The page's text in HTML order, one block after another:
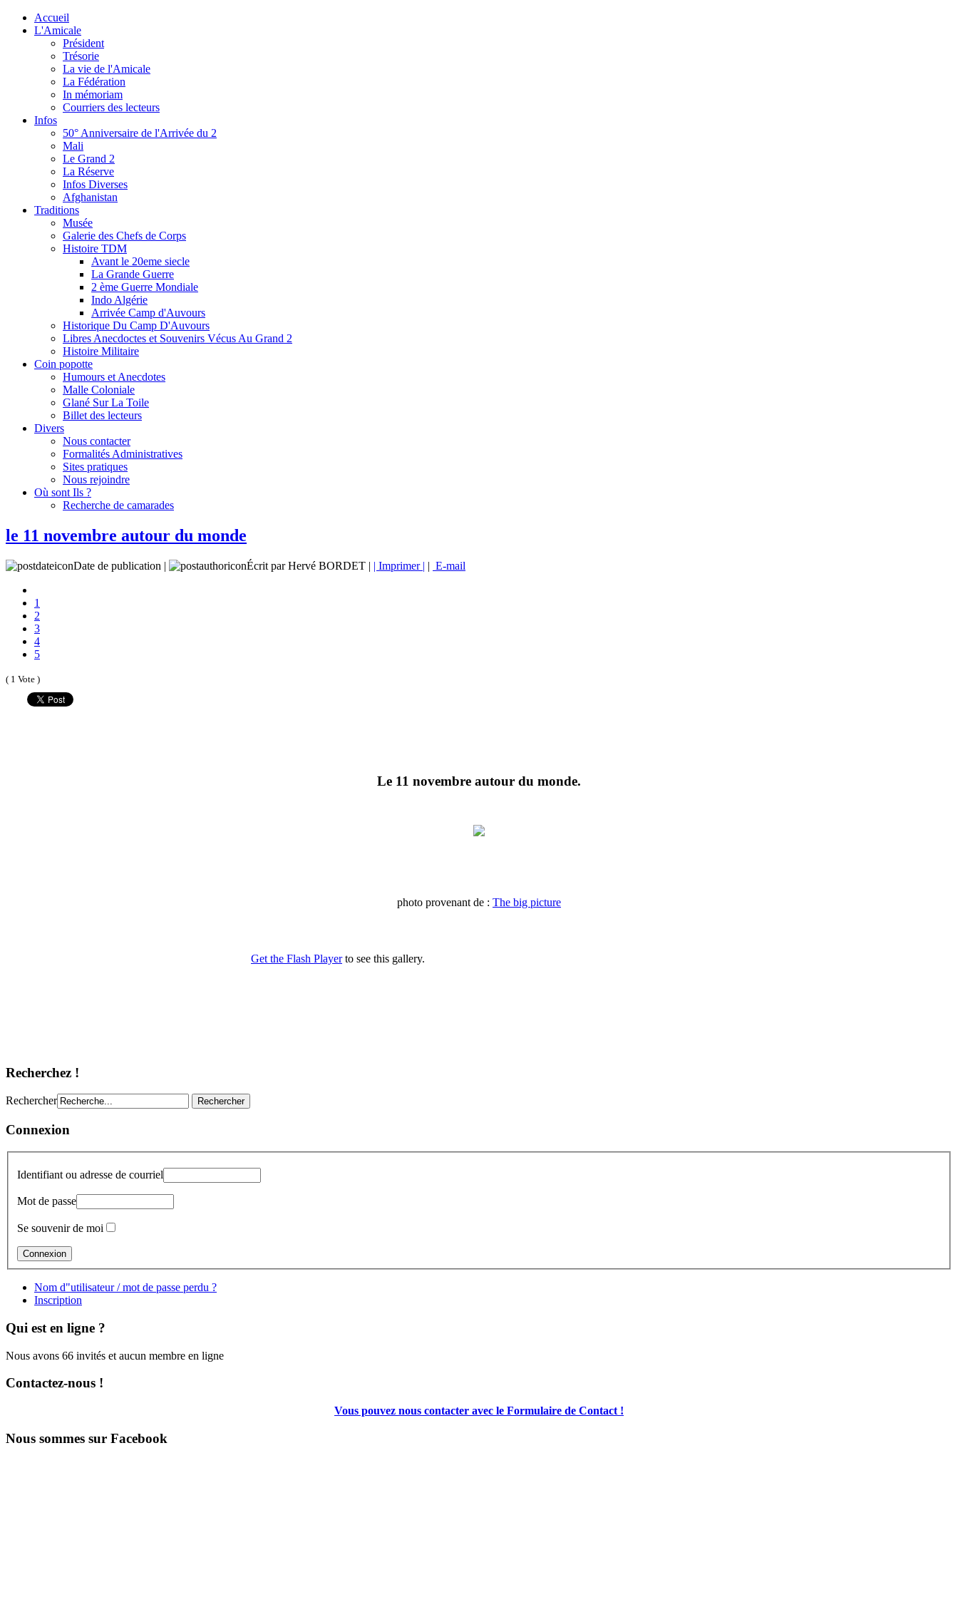
Accueil
L'Amicale
Président
Trésorie
La vie de l'Amicale
La Fédération
In mémoriam
Courriers des lecteurs
Infos
50° Anniversaire de l'Arrivée du 2
Mali
Le Grand 2
La Réserve
Infos Diverses
Afghanistan
Traditions
Musée
Galerie des Chefs de Corps
Histoire TDM
Avant le 20eme siecle
La Grande Guerre
2 ème Guerre Mondiale
Indo Algérie
Arrivée Camp d'Auvours
Historique Du Camp D'Auvours
Libres Anecdoctes et Souvenirs Vécus Au Grand 2
Histoire Militaire
Coin popotte
Humours et Anecdotes
Malle Coloniale
Glané Sur La Toile
Billet des lecteurs
Divers
Nous contacter
Formalités Administratives
Sites pratiques
Nous rejoindre
Où sont Ils ?
Recherche de camarades
le 11 novembre autour du monde
Date de publication | Écrit par Hervé BORDET | | Imprimer | | E-mail
1
2
3
4
5
( 1 Vote )
Le 11 novembre autour du monde.
photo provenant de : The big picture
Recherchez !
Rechercher
Connexion
Identifiant ou adresse de courriel
Mot de passe
Se souvenir de moi
Nom d"utilisateur / mot de passe perdu ?
Inscription
Qui est en ligne ?
Nous avons 66 invités et aucun membre en ligne
Contactez-nous !
Vous pouvez nous contacter avec le Formulaire de Contact !
Nous sommes sur Facebook